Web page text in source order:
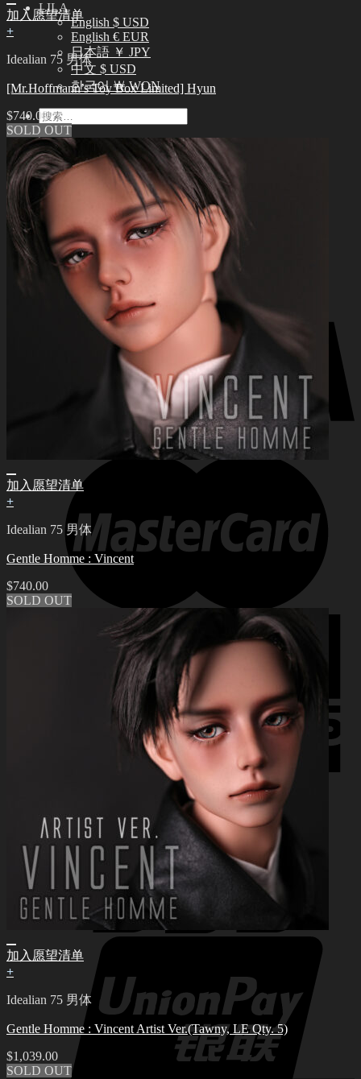
LILA
English $ USD
English € EUR
日本語 ￥ JPY
中文 $ USD
한국어 ￦ WON
搜
索：
0
购物车里没有产品
购物车
购物车里没有产品
加入愿望清单
+
Idealian 75 男体
[Mr.Hoffmann’s Toy Box Limited] Hyun
$740.00
SOLD OUT
加入愿望清单
+
Idealian 75 男体
Gentle Homme : Vincent
$740.00
SOLD OUT
加入愿望清单
+
Idealian 75 男体
Gentle Homme : Vincent Artist Ver.(Tawny, LE Qty. 5)
$1,039.00
SOLD OUT